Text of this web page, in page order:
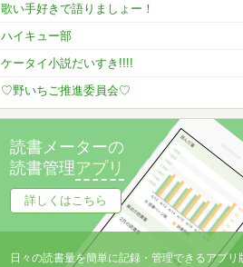
歌い手好きで語りましょー！
ハイキュー部
ケータイ小説だいすき!!!!
♡野いちご推進委員会♡
読書メーターの
読書管理アプリ
詳しくはこちら
日々の読書量を簡単に記録・管理できるアプリ